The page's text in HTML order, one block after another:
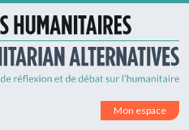
Mon espace